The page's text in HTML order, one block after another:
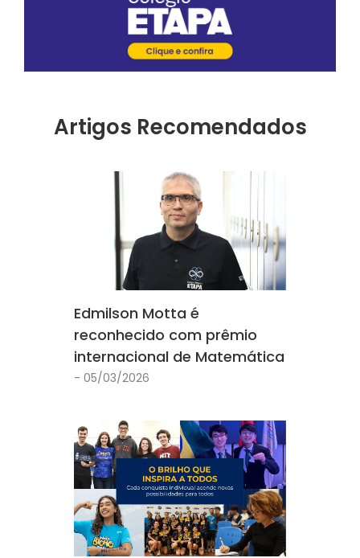
Artigos Recomendados
Edmilson Motta é
reconhecido com prêmio
internacional de Matemática
- 05/03/2026